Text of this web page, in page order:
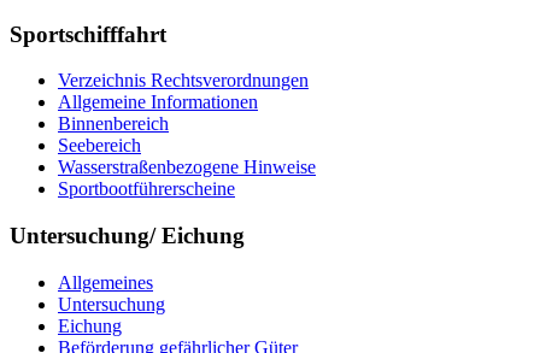
Sportschifffahrt
Ver­zeich­nis Rechts­ver­ord­nun­gen
All­ge­mei­ne In­for­ma­tio­nen
Bin­nen­be­reich
See­be­reich
Was­ser­stra­ßen­be­zo­ge­ne Hin­wei­se
Sport­boot­füh­rer­schei­ne
Untersuchung/ Eichung
All­ge­mei­nes
Un­ter­su­chung
Ei­chung
Be­för­de­rung ge­fähr­li­cher Gü­ter